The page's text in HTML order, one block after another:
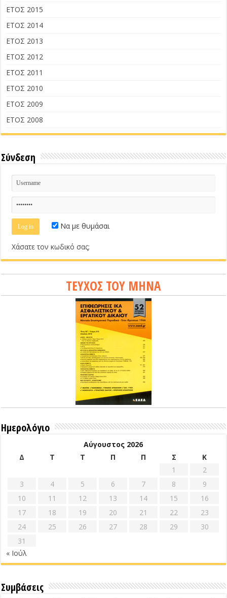
ΕΤΟΣ 2015
ΕΤΟΣ 2014
ΕΤΟΣ 2013
ΕΤΟΣ 2012
ΕΤΟΣ 2011
ΕΤΟΣ 2010
ΕΤΟΣ 2009
ΕΤΟΣ 2008
Σύνδεση
Να με θυμάσαι
Χάσατε τον κωδικό σας;
ΤΕΥΧΟΣ ΤΟΥ ΜΗΝΑ
Ημερολόγιο
Αύγουστος 2026
Δ
Τ Τ Π Π Σ
Κ
1
2
3
4 5 6 7 8
9
10
11 12 13 14 15
16
17
18 19 20 21 22
23
24
25 26 27 28 29
30
31
« Ιούλ
Συμβάσεις